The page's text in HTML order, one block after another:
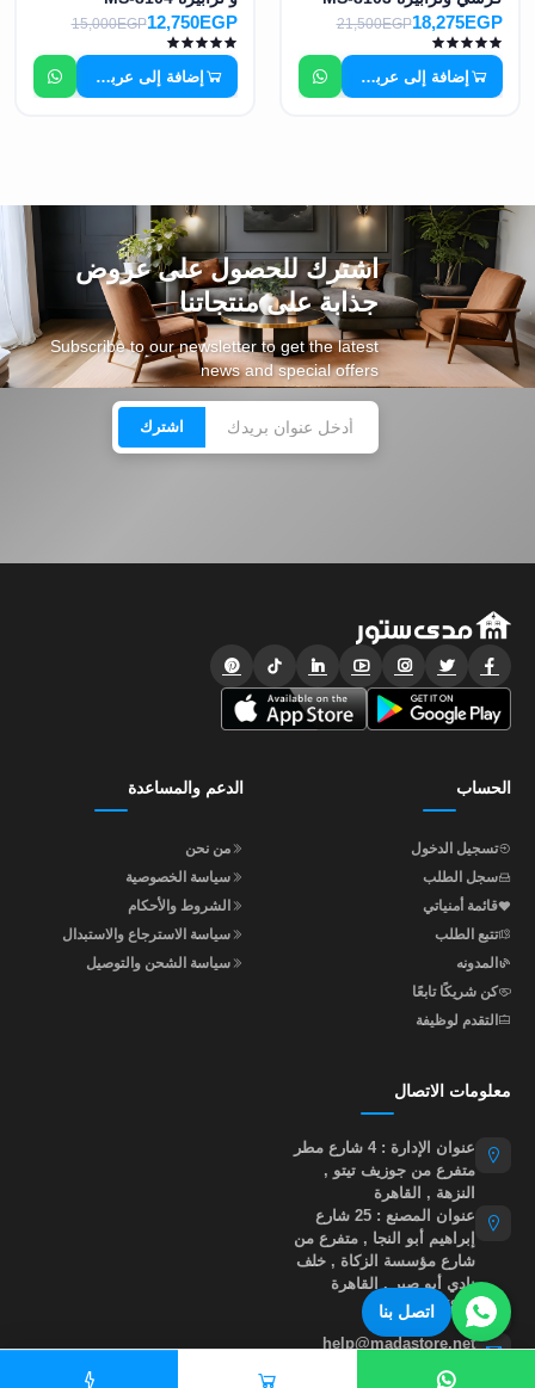
اتصل بنا
18,275EGP
21,500EGP
إضافة إلى عربة التسوق
12,750EGP
15,000EGP
إضافة إلى عربة التسوق
اشترك للحصول على عروض
جذابة على منتجاتنا
Subscribe to our newsletter to get the latest
news and special offers
اشترك
الحساب
تسجيل الدخول
سجل الطلب
قائمة أمنياتي
تتبع الطلب
المدونه
كن شريكًا تابعًا
التقدم لوظيفة
الدعم والمساعدة
من نحن
سياسة الخصوصية
الشروط والأحكام
سياسة الاسترجاع والاستبدال
سياسة الشحن والتوصيل
معلومات الاتصال
عنوان الإدارة : 4 شارع مطر
متفرع من جوزيف تيتو ,
النزهة , القاهرة
عنوان المصنع : 25 شارع
إبراهيم أبو النجا , متفرع من
شارع مؤسسة الزكاة , خلف
نادي أبو صير , القاهرة
01015535855
help@madastore.net